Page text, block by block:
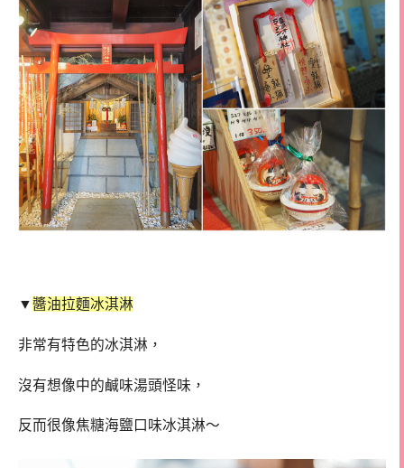
▼醬油拉麵冰淇淋
非常有特色的冰淇淋，
沒有想像中的鹹味湯頭怪味，
反而很像焦糖海鹽口味冰淇淋～